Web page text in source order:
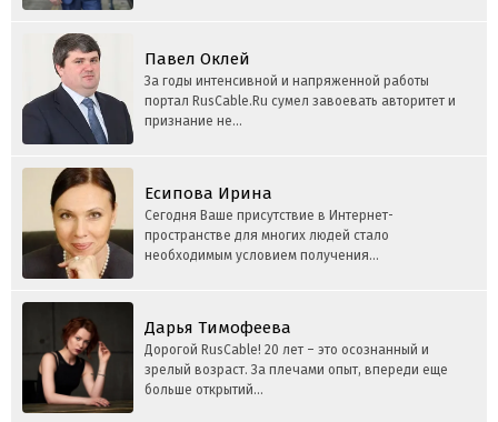
Павел Оклей
За годы интенсивной и напряженной работы
портал RusCable.Ru сумел завоевать авторитет и
признание не...
Есипова Ирина
Сегодня Ваше присутствие в Интернет-
пространстве для многих людей стало
необходимым условием получения...
Дарья Тимофеева
Дорогой RusСable! 20 лет – это осознанный и
зрелый возраст. За плечами опыт, впереди еще
больше открытий...